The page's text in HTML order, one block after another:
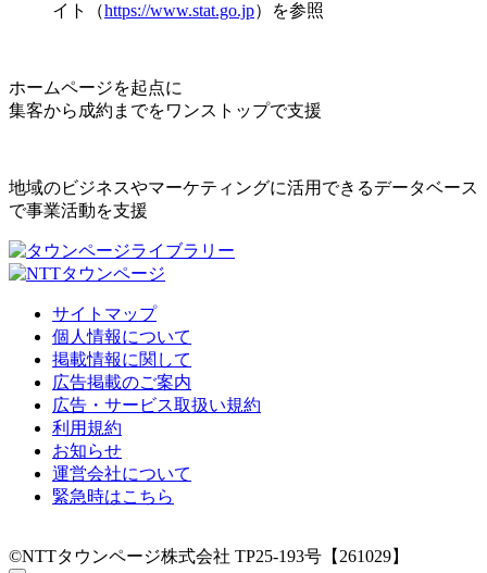
イト（https://www.stat.go.jp）を参照
ホームページを起点に
集客から成約までをワンストップで支援
地域のビジネスやマーケティングに活用できるデータベース
で事業活動を支援
サイトマップ
個人情報について
掲載情報に関して
広告掲載のご案内
広告・サービス取扱い規約
利用規約
お知らせ
運営会社について
緊急時はこちら
©NTTタウンページ株式会社 TP25-193号【261029】